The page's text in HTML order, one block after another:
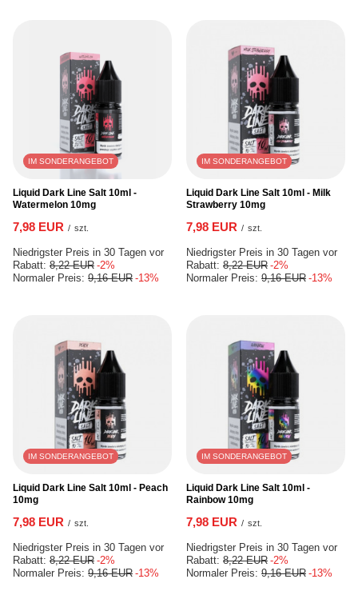
IM SONDERANGEBOT
Liquid Dark Line Salt 10ml -
Watermelon 10mg
7,98 EUR / szt.
Niedrigster Preis in 30 Tagen vor
Rabatt: 8,22 EUR -2%
Normaler Preis: 9,16 EUR -13%
IM SONDERANGEBOT
Liquid Dark Line Salt 10ml - Milk
Strawberry 10mg
7,98 EUR / szt.
Niedrigster Preis in 30 Tagen vor
Rabatt: 8,22 EUR -2%
Normaler Preis: 9,16 EUR -13%
IM SONDERANGEBOT
Liquid Dark Line Salt 10ml - Peach
10mg
7,98 EUR / szt.
Niedrigster Preis in 30 Tagen vor
Rabatt: 8,22 EUR -2%
Normaler Preis: 9,16 EUR -13%
IM SONDERANGEBOT
Liquid Dark Line Salt 10ml -
Rainbow 10mg
7,98 EUR / szt.
Niedrigster Preis in 30 Tagen vor
Rabatt: 8,22 EUR -2%
Normaler Preis: 9,16 EUR -13%